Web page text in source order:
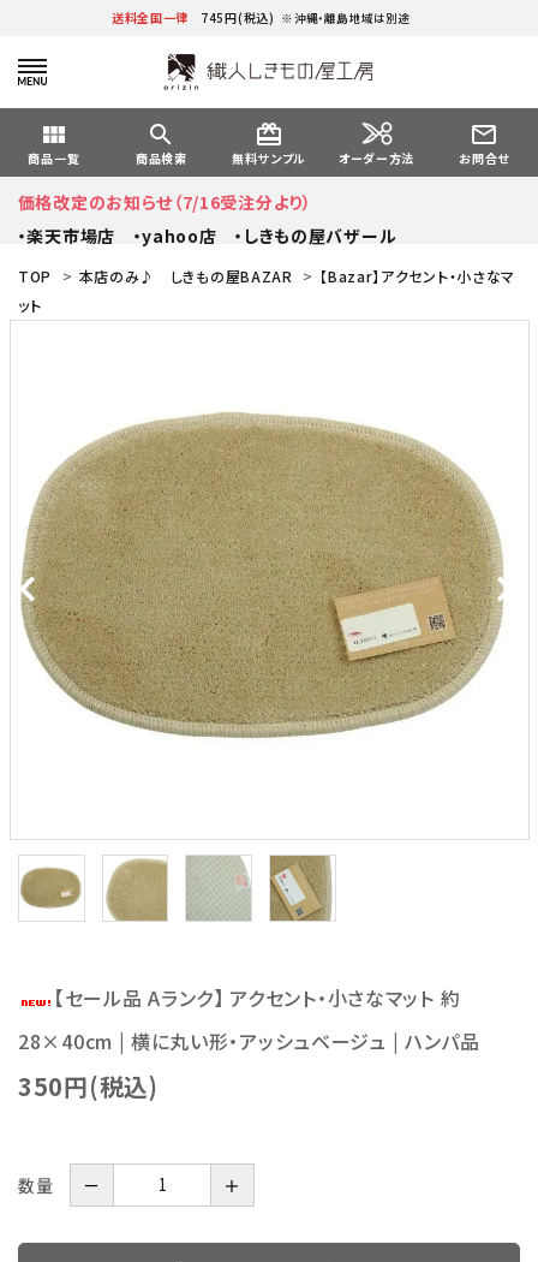
送料全国一律 745円(税込) ※沖縄・離島地域は別途
view_module
商品一覧
search
商品検索
card_giftcard
無料サンプル オーダー方法
mail_outline
お問合せ
価格改定のお知らせ（7/16受注分より）
・楽天市場店
・yahoo店 ・しきもの屋バザール
TOP > 本店のみ♪ しきもの屋BAZAR > 【Bazar】アクセント・小さなマ
ット
【セール品 Aランク】 アクセント・小さなマット 約
28×40cm | 横に丸い形・アッシュベージュ | ハンパ品
350円(税込)
数量 － ＋